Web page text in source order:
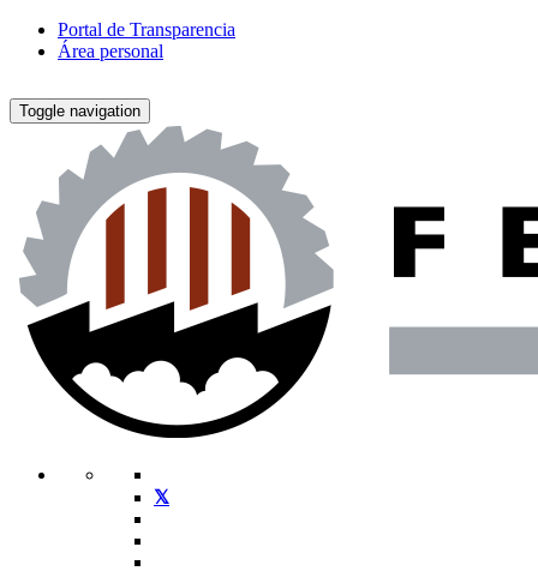
Portal de Transparencia
Área personal
Toggle navigation